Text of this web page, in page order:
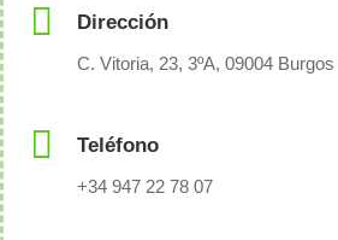
Dirección
C. Vitoria, 23, 3ºA, 09004 Burgos
Teléfono
+34 947 22 78 07